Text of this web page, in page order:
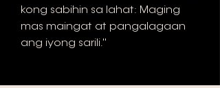
kong sabihin sa lahat: Maging
mas maingat at pangalagaan
ang iyong sarili."